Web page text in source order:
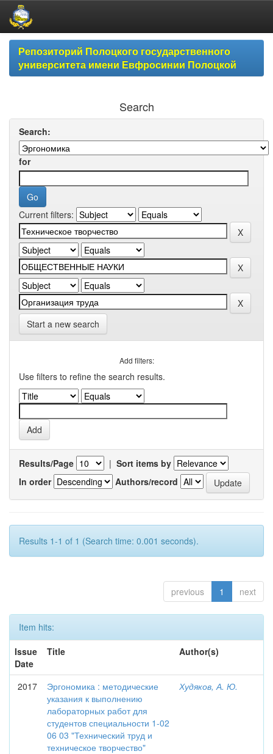
Skip
navigationРепозиторий Полоцкого государственного
университета имени Евфросинии Полоцкой
Search
Search:
for
Current filters:
Start a new search
Add filters:
Use filters to refine the search results.
Results/Page | Sort items by
In order
Authors/record
Results 1-1 of 1 (Search time: 0.001 seconds).
previous 1 next
Item hits:
Issue
Date
Title Author(s)
2017
Эргономика : методические
указания к выполнению
лабораторных работ для
студентов специальности 1-02
06 03 "Технический труд и
техническое творчество"
Худяков, А. Ю.